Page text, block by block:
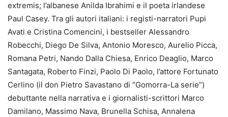
extremis; l’albanese Anilda Ibrahimi e il poeta irlandese
Paul Casey. Tra gli autori italiani: i registi-narratori Pupi
Avati e Cristina Comencini, i bestseller Alessandro
Robecchi, Diego De Silva, Antonio Moresco, Aurelio Picca,
Romana Petri, Nando Dalla Chiesa, Enrico Deaglio, Marco
Santagata, Roberto Finzi, Paolo Di Paolo, l’attore Fortunato
Cerlino (il don Pietro Savastano di “Gomorra-La serie”)
debuttante nella narrativa e i giornalisti-scrittori Marco
Damilano, Massimo Nava, Brunella Schisa, Annalena